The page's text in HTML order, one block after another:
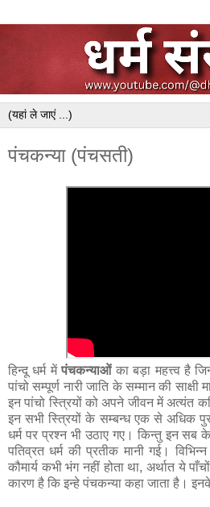
पंचकन्या (पंचसती)
हिन्दू धर्म मेंपंचकन्याओंका बड़ा महत्त्व है
पांचो सम्पूर्ण नारी जाति के सम्मान की
इन पांचो स्त्रियों को अपने जीवन में अत्यंत
इन सभी स्त्रियों के सम्बन्ध एक से अधिक
धर्म पर प्रश्न भी उठाए गए। किन्तु इन सब
पतिव्रत धर्म की प्रतीक मानी गई।
कौमार्य कभी भंग नहीं होता था, अर्थात ये
कारण है कि इन्हे पंचकन्या कहा जाता है।